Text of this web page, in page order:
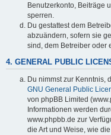
Benutzerkonto, Beiträge
sperren.
Du gestattest dem
abzuändern, sofern sie
sind, dem Betreiber oder
4. GENERAL PUBLIC
Du nimmst zur Kenntnis,
GNU General Public
von phpBB Limited
Informationen werden
www.phpbb.de zur
die Art und Weise, wie